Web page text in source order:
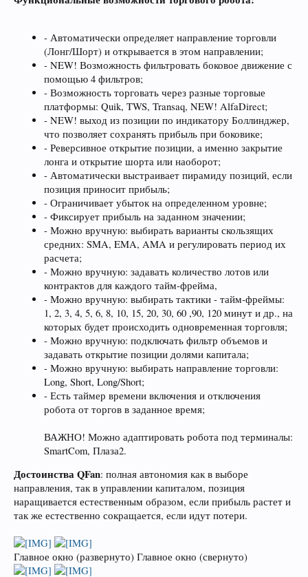
- Автоматически определяет направление торговли
(Лонг/Шорт) и открывается в этом направлении;
- NEW! Возможность фильтровать боковое движение с
помощью 4 фильтров;
- Возможность торговать через разные торговые
платформы: Quik, TWS, Transaq, NEW! AlfaDirect;
- NEW! выход из позиции по индикатору Боллинджер,
что позволяет сохранять прибыль при боковике;
- Реверсивное открытие позиции, а именно закрытие
лонга и открытие шорта или наоборот;
- Автоматически выстраивает пирамиду позиций, если
позиция приносит прибыль;
- Ограничивает убыток на определенном уровне;
- Фиксирует прибыль на заданном значении;
- Можно вручную: выбирать варианты скользящих
средних: SMA, EMA, AMA и регулировать период их
расчета;
- Можно вручную: задавать количество лотов или
контрактов для каждого тайм-фрейма,
- Можно вручную: выбирать тактики - тайм-фреймы:
1, 2, 3, 4, 5, 6, 8, 10, 15, 20, 30, 60 ,90, 120 минут и др., на
которых будет происходить одновременная торговля;
- Можно вручную: подключать фильтр объемов и
задавать открытие позиции долями капитала;
- Можно вручную: выбирать направление торговли:
Long, Short, Long/Short;
- Есть таймер времени включения и отключения
робота от торгов в заданное время;
ВАЖНО! Можно адаптировать робота под терминалы:
SmartCom, Плаза2.
Достоинства QFan: полная автономия как в выборе
направления, так в управлении капиталом, позиция
наращивается естественным образом, если прибыль растет и
так же естественно сокращается, если идут потери.
Главное окно (развернуто) Главное окно (свернуто)